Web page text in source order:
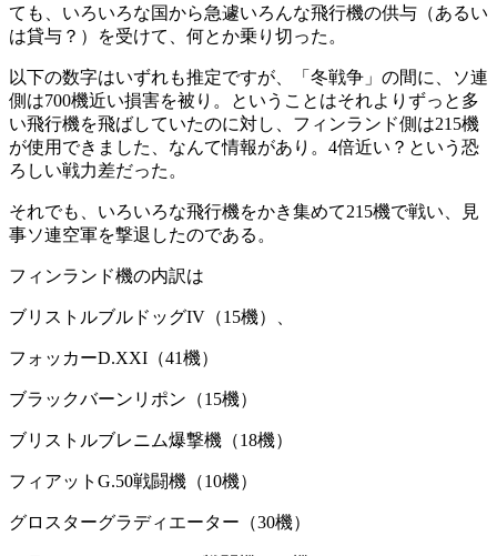
ても、いろいろな国から急遽いろんな飛行機の供与（あるい
は貸与？）を受けて、何とか乗り切った。
以下の数字はいずれも推定ですが、「冬戦争」の間に、ソ連
側は700機近い損害を被り。ということはそれよりずっと多
い飛行機を飛ばしていたのに対し、フィンランド側は215機
が使用できました、なんて情報があり。4倍近い？という恐
ろしい戦力差だった。
それでも、いろいろな飛行機をかき集めて215機で戦い、見
事ソ連空軍を撃退したのである。
フィンランド機の内訳は
ブリストルブルドッグIV（15機）、
フォッカーD.XXI（41機）
ブラックバーンリポン（15機）
ブリストルブレニム爆撃機（18機）
フィアットG.50戦闘機（10機）
グロスターグラディエーター（30機）